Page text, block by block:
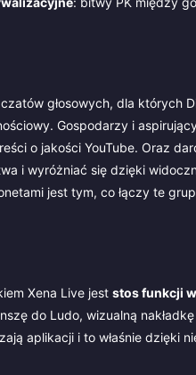
głosowych, dla
Gospodarzy i
o jakości YouTube. Oraz
i wyróżniać się dzięki
jest tym, co łączy te
Xena Live jest stos funkcji
do Ludo, wizualną
aplikacji i to właśnie dzięki